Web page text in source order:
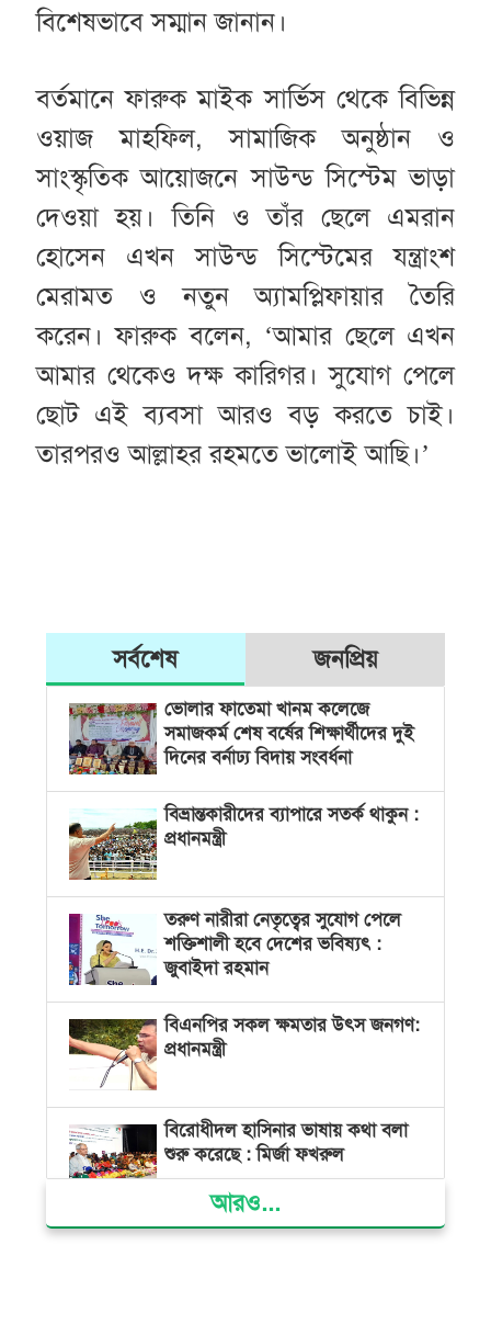
বিশেষভাবে সম্মান জানান।
বর্তমানে ফারুক মাইক সার্ভিস থেকে বিভিন্ন
ওয়াজ মাহফিল, সামাজিক অনুষ্ঠান ও
সাংস্কৃতিক আয়োজনে সাউন্ড সিস্টেম ভাড়া
দেওয়া হয়। তিনি ও তাঁর ছেলে এমরান
হোসেন এখন সাউন্ড সিস্টেমের যন্ত্রাংশ
মেরামত ও নতুন অ্যামপ্লিফায়ার তৈরি
করেন। ফারুক বলেন, ‘আমার ছেলে এখন
আমার থেকেও দক্ষ কারিগর। সুযোগ পেলে
ছোট এই ব্যবসা আরও বড় করতে চাই।
তারপরও আল্লাহর রহমতে ভালোই আছি।’
সর্বশেষ জনপ্রিয়
ভোলার ফাতেমা খানম কলেজে
সমাজকর্ম শেষ বর্ষের শিক্ষার্থীদের দুই
দিনের বর্নাঢ্য বিদায় সংবর্ধনা
বিভ্রান্তকারীদের ব্যাপারে সতর্ক থাকুন :
প্রধানমন্ত্রী
তরুণ নারীরা নেতৃত্বের সুযোগ পেলে
শক্তিশালী হবে দেশের ভবিষ্যৎ :
জুবাইদা রহমান
বিএনপির সকল ক্ষমতার উৎস জনগণ:
প্রধানমন্ত্রী
বিরোধীদল হাসিনার ভাষায় কথা বলা
শুরু করেছে : মির্জা ফখরুল
রাষ্ট্রপতি নির্বাচনের জন্য মনোনয়নপত্র
আরও...